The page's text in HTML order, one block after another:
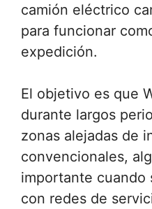
camión eléctrico
para funcionar
expedición.
El objetivo es que
durante largos
zonas alejadas de
convencionales,
importante cuando
con redes de